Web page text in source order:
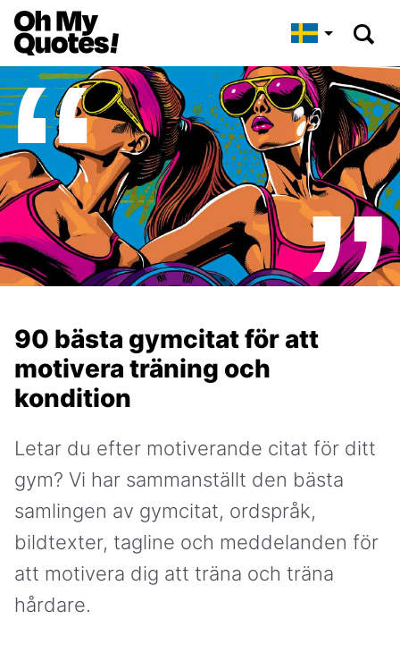
90 bästa gymcitat för att
motivera träning och
kondition
Letar du efter motiverande citat för ditt
gym? Vi har sammanställt den bästa
samlingen av gymcitat, ordspråk,
bildtexter, tagline och meddelanden för
att motivera dig att träna och träna
hårdare.